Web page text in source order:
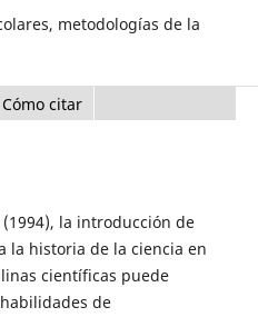
metodologías de la
Cómo citar
la introducción de
la historia de la ciencia en
científicas puede
de